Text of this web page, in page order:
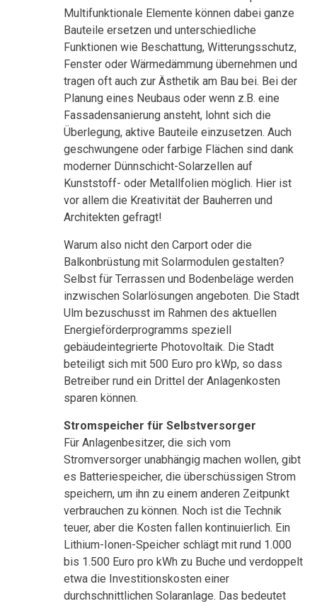
Multifunktionale Elemente können dabei ganze
Bauteile ersetzen und unterschiedliche
Funktionen wie Beschattung, Witterungsschutz,
Fenster oder Wärmedämmung übernehmen und
tragen oft auch zur Ästhetik am Bau bei. Bei der
Planung eines Neubaus oder wenn z.B. eine
Fassadensanierung ansteht, lohnt sich die
Überlegung, aktive Bauteile einzusetzen. Auch
geschwungene oder farbige Flächen sind dank
moderner Dünnschicht-Solarzellen auf
Kunststoff- oder Metallfolien möglich. Hier ist
vor allem die Kreativität der Bauherren und
Architekten gefragt!
Warum also nicht den Carport oder die
Balkonbrüstung mit Solarmodulen gestalten?
Selbst für Terrassen und Bodenbeläge werden
inzwischen Solarlösungen angeboten. Die Stadt
Ulm bezuschusst im Rahmen des aktuellen
Energieförderprogramms speziell
gebäudeintegrierte Photovoltaik. Die Stadt
beteiligt sich mit 500 Euro pro kWp, so dass
Betreiber rund ein Drittel der Anlagenkosten
sparen können.
Stromspeicher für Selbstversorger
Für Anlagenbesitzer, die sich vom
Stromversorger unabhängig machen wollen, gibt
es Batteriespeicher, die überschüssigen Strom
speichern, um ihn zu einem anderen Zeitpunkt
verbrauchen zu können. Noch ist die Technik
teuer, aber die Kosten fallen kontinuierlich. Ein
Lithium-Ionen-Speicher schlägt mit rund 1.000
bis 1.500 Euro pro kWh zu Buche und verdoppelt
etwa die Investitionskosten einer
durchschnittlichen Solaranlage. Das bedeutet